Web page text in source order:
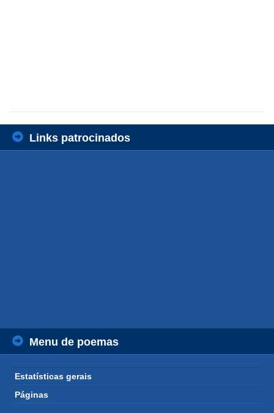
Links patrocinados
Menu de poemas
Estatísticas gerais
Páginas